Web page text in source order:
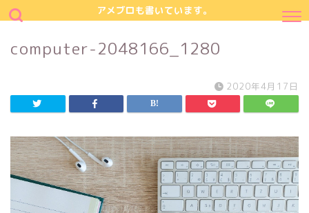
アメブロも書いています。
computer-2048166_1280
2020年4月17日